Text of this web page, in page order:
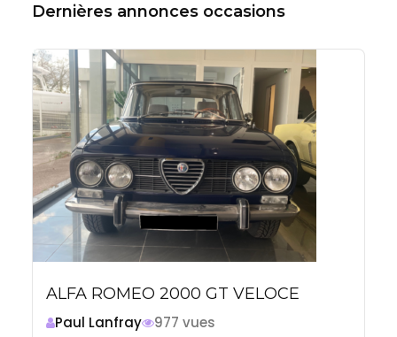
Dernières annonces occasions
ALFA ROMEO 2000 GT VELOCE
Paul Lanfray
977 vues